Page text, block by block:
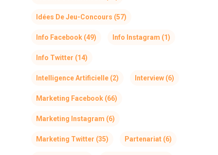
Idées De Jeu-Concours (57)
Info Facebook (49) Info Instagram (1)
Info Twitter (14)
Intelligence Artificielle (2) Interview (6)
Marketing Facebook (66)
Marketing Instagram (6)
Marketing Twitter (35) Partenariat (6)